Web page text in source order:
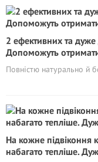
2 ефективних та дуже
Допоможуть
Повністю натурально й
На кожне підвіконня
набагато тепліше.